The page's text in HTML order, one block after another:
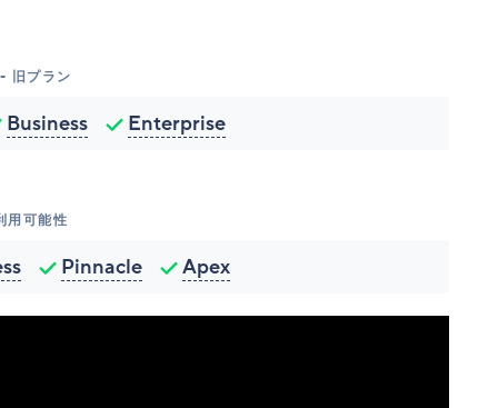
旧プラン
Business Enterprise
用可能性
Pinnacle Apex